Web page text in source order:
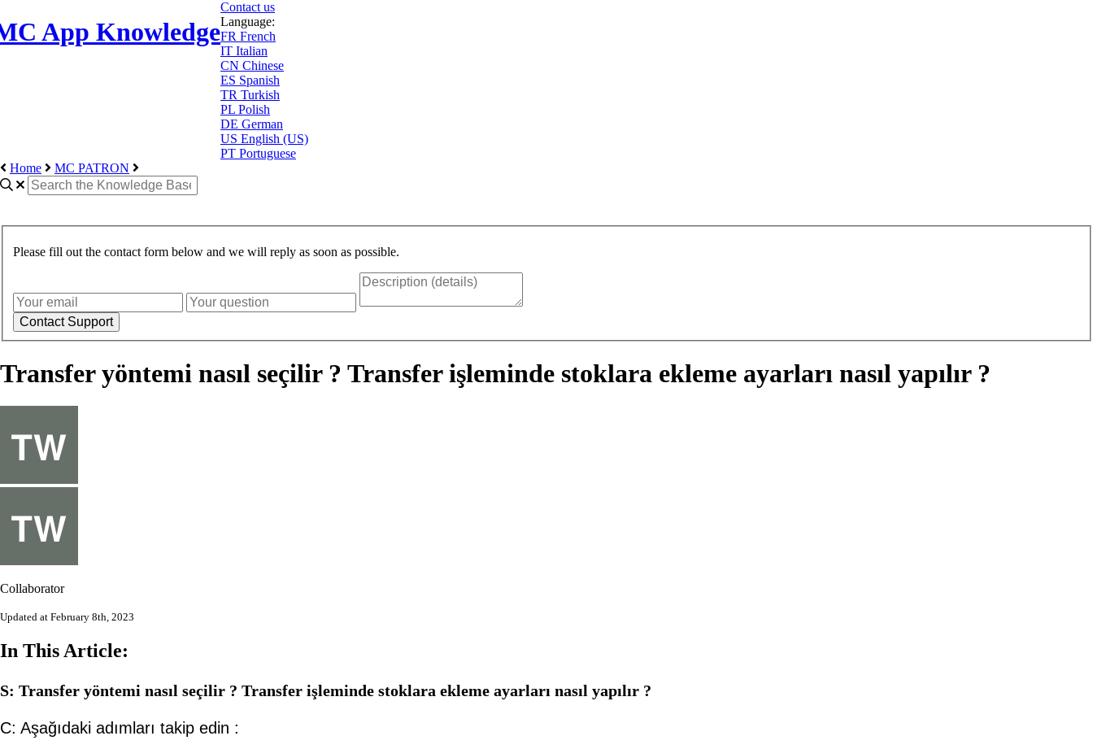
App Knowledge
Contact us
Language:
FR French
IT Italian
CN Chinese
ES Spanish
TR Turkish
PL Polish
DE German
US English (US)
PT Portuguese
Home
MC PATRON
Please fill out the contact form below and we will reply as soon as possible.
Transfer yöntemi nasıl seçilir ? Transfer işleminde stoklara ekleme ayarları nasıl yapılır ?
Collaborator
Updated at February 8th, 2023
In This Article:
S: Transfer yöntemi nasıl seçilir ? Transfer işleminde stoklara ekleme ayarları nasıl yapılır ?
C: Aşağıdaki adımları takip edin :